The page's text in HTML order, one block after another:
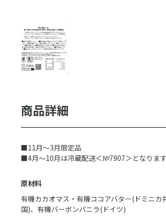
■11月～3月限定品
■4月～10月は冷蔵配送＜№7907＞となります
原材料
有機カカオマス・有機ココアバター(ドミニ
国)、有機バーボンバニラ(ドイツ)